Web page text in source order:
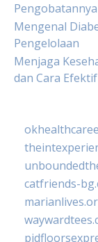
Pengobatannya
Mengenal
Pengelolaan
Menjaga
dan Cara Efektif
catfriends-